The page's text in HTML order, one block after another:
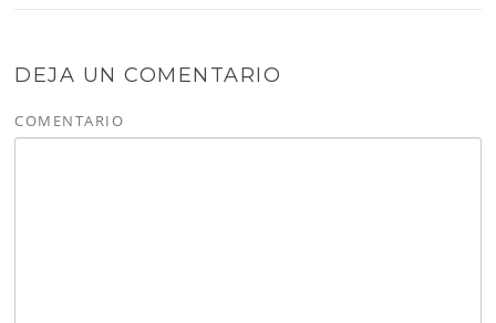
DEJA UN COMENTARIO
COMENTARIO